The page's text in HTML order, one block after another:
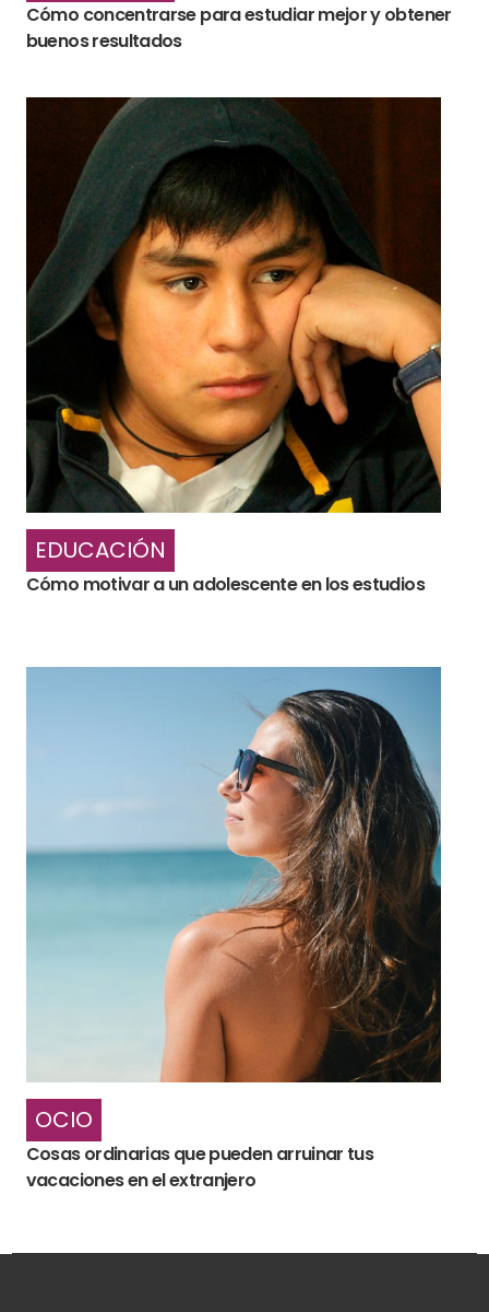
Cómo concentrarse para estudiar mejor y obtener
buenos resultados
EDUCACIÓN
Cómo motivar a un adolescente en los estudios
OCIO
Cosas ordinarias que pueden arruinar tus
vacaciones en el extranjero